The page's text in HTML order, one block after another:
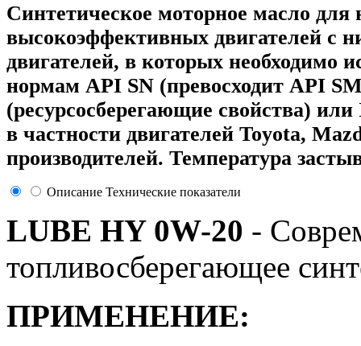
Синтетическое моторное масло
высокоэффективных двигателей с
двигателей, в которых необходимо
нормам API SN (превосходит API
(ресурсосберегающие свойства)
в частности двигателей Toyota,
производителей. Температура
Описание Технические показатели
LUBE HY 0W-20 -
топливосберегающее
ПРИМЕНЕНИЕ: